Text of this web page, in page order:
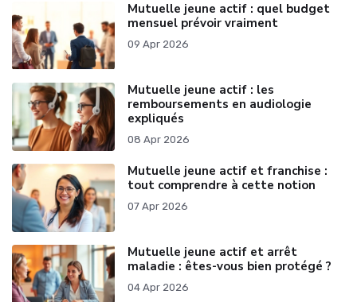
Mutuelle jeune actif : quel budget
mensuel prévoir vraiment
09 Apr 2026
Mutuelle jeune actif : les
remboursements en audiologie
expliqués
08 Apr 2026
Mutuelle jeune actif et franchise :
tout comprendre à cette notion
07 Apr 2026
Mutuelle jeune actif et arrêt
maladie : êtes-vous bien protégé ?
04 Apr 2026